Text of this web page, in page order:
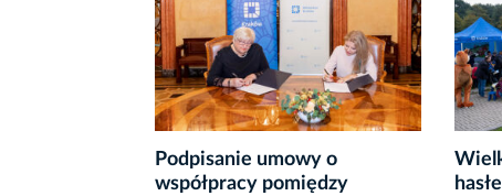
Podpisanie umowy o
współpracy pomiędzy